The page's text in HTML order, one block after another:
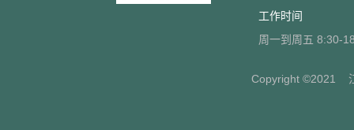
工作时间
周一到周五 8:30-
Copyright ©2021